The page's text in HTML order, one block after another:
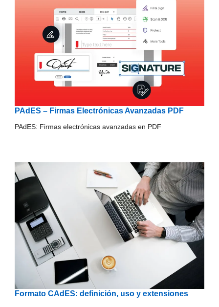
PAdES – Firmas Electrónicas Avanzadas PDF
PAdES: Firmas electrónicas avanzadas en PDF
Formato CAdES: definición, uso y extensiones